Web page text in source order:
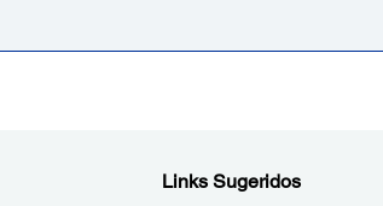
Links Sugeridos